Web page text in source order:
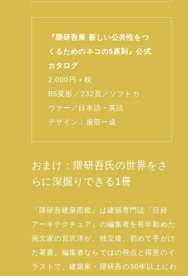
『隈研吾展 新しい公共性をつ
くるためのネコの5原則』公式
カタログ
2,000円＋税
B5変形／232頁／ソフトカ
ヴァー／日本語・英語
デザイン：服部一成
おまけ：隈研吾氏の世界をさ
らに深掘りできる1冊
『隈研吾建築図鑑』は建築専門誌『日経
アーキテクチュア』の編集者を長年勤めた
画文家の宮沢洋が、独立後、初めて手がけ
た著書。編集者ならではの視点と得意のイ
ラストで、建築家・隈研吾の30年以上にわ